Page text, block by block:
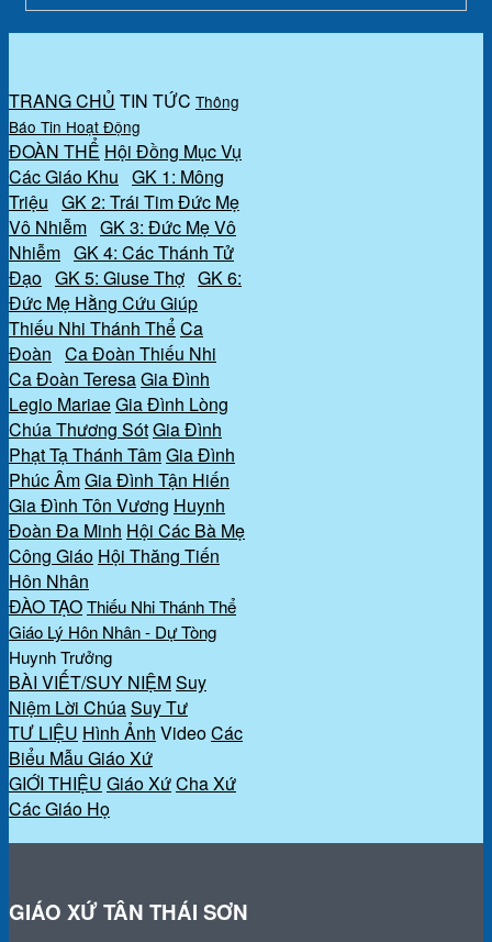
TRANG CHỦ TIN TỨC Thông
Báo Tin Hoạt Động
ĐOÀN THỂ Hội Đồng Mục Vụ
Các Giáo Khu GK 1: Mông
Triệu GK 2: Trái Tim Đức Mẹ
Vô Nhiễm GK 3: Đức Mẹ Vô
Nhiễm GK 4: Các Thánh Tử
Đạo GK 5: Giuse Thợ GK 6:
Đức Mẹ Hằng Cứu Giúp
Thiếu Nhi Thánh ThểCa
Đoàn Ca Đoàn Thiếu Nhi
Ca Đoàn TeresaGia Đình
Legio MariaeGia Đình Lòng
Chúa Thương SótGia Đình
Phạt Tạ Thánh TâmGia Đình
Phúc ÂmGia Đình Tận Hiến
Gia Đình Tôn Vương Huynh
Đoàn Đa Minh Hội Các Bà Mẹ
Công Giáo Hội Thăng Tiến
Hôn Nhân
ĐÀO TẠOThiếu Nhi Thánh Thể
Giáo Lý Hôn Nhân - Dự Tòng
Huynh Trưởng
BÀI VIẾT/SUY NIỆMSuy
Niệm Lời ChúaSuy Tư
TƯ LIỆU Hình Ảnh VideoCác
Biểu Mẫu Giáo Xứ
GIỚI THIỆU Giáo XứCha Xứ
Các Giáo Họ
GIÁO XỨ TÂN THÁI SƠN